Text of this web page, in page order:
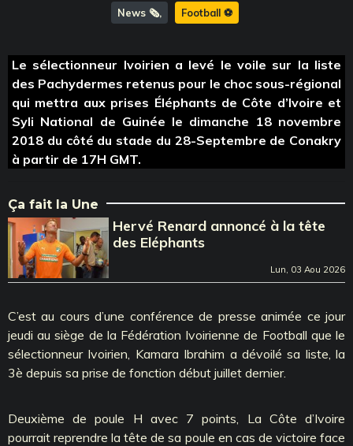
News 🗞️ Football ⚽️
Le sélectionneur Ivoirien a levé le voile sur la liste
des Pachydermes retenus pour le choc sous-régional
qui mettra aux prises Éléphants de Côte d’Ivoire et
Syli National de Guinée le dimanche 18 novembre
2018 du côté du stade du 28-Septembre de Conakry
à partir de 17H GMT.
Ça fait la Une
Hervé Renard annoncé à la tête
des Eléphants
Lun, 03 Aou 2026
C’est au cours d’une conférence de presse animée ce jour
jeudi au siège de la Fédération Ivoirienne de Football que le
sélectionneur Ivoirien, Kamara Ibrahim a dévoilé sa liste, la
3è depuis sa prise de fonction début juillet dernier.
Deuxième de poule H avec 7 points, La Côte d’Ivoire
pourrait reprendre la tête de sa poule en cas de victoire face